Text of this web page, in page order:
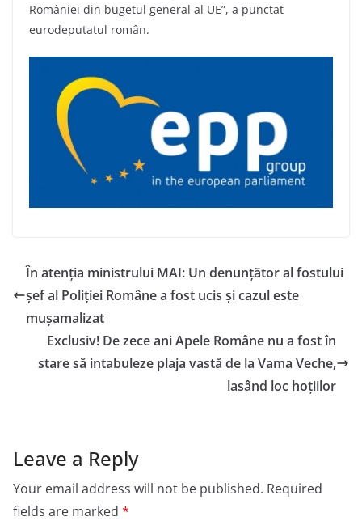
României din bugetul general al UE”, a punctat
eurodeputatul român.
În atenția ministrului MAI: Un denunțător al fostului
șef al Poliției Române a fost ucis și cazul este
mușamalizat
Exclusiv! De zece ani Apele Române nu a fost în
stare să intabuleze plaja vastă de la Vama Veche,
lasând loc hoțiilor
Leave a Reply
Your email address will not be published. Required
fields are marked *